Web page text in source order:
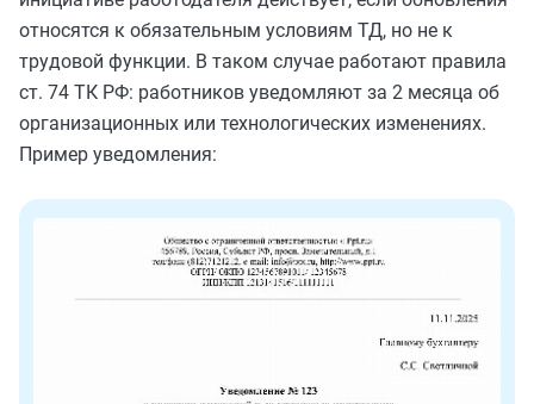
относятся к обязательным условиям ТД, но не к
трудовой функции. В таком случае работают правила
ст. 74 ТК РФ: работников уведомляют за 2 месяца об
организационных или технологических изменениях.
Пример уведомления: